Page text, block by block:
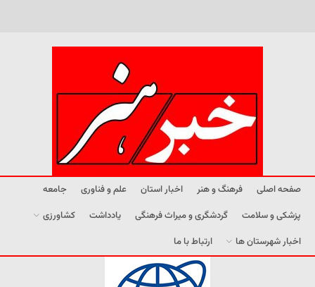
صفحه اصلی فرهنگ و هنر اخبار استان علم و فناوری
جامعه
پزشکی و سلامت
گردشگری و میراث فرهنگی یادداشت
کشاورزی
اخبار شهرستان ها
ارتباط با ما